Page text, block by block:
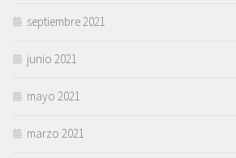
septiembre 2021
junio 2021
mayo 2021
marzo 2021